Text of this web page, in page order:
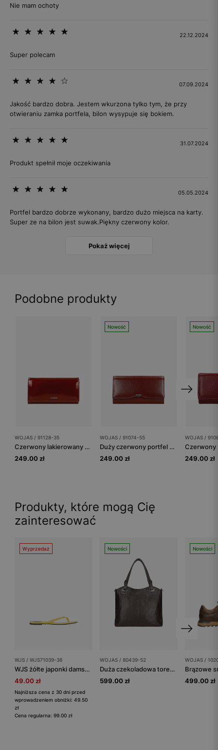
Nie mam ochoty
22.12.2024
Super polecam
07.09.2024
Jakość bardzo dobra. Jestem wkurzona tylko tym, że przy
otwieraniu zamka portfela, bilon wysypuje się bokiem.
31.07.2024
Produkt spełnił moje oczekiwania
05.05.2024
Portfel bardzo dobrze wykonany, bardzo dużo miejsca na karty.
Super ze na bilon jest suwak.Piękny czerwony kolor.
Pokaż więcej
Podobne produkty
WOJAS / 91128-35
Czerwony lakierowany portfel damski
249.00 zł
Nowość
WOJAS / 91074-55
Duży czerwony portfel damski ze skóry
249.00 zł
Nowość
WOJAS /
249.00 zł
Produkty, które mogą Cię
zainteresować
Wyprzedaż
WJS / WJS71039-38
WJS żółte japonki damskie na lato
49.00 zł
Najniższa cena z 30 dni przed
wprowadzeniem obniżki: 49.50
zł
Cena regularna: 99.00 zł
Nowości
WOJAS / 80439-52
Duża czekoladowa torebka damska ze skóry licowej
599.00 zł
Nowości
WOJAS /
499.00 zł